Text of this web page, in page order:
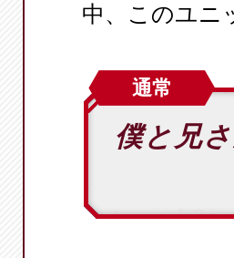
中、このユニ
通常
僕と兄